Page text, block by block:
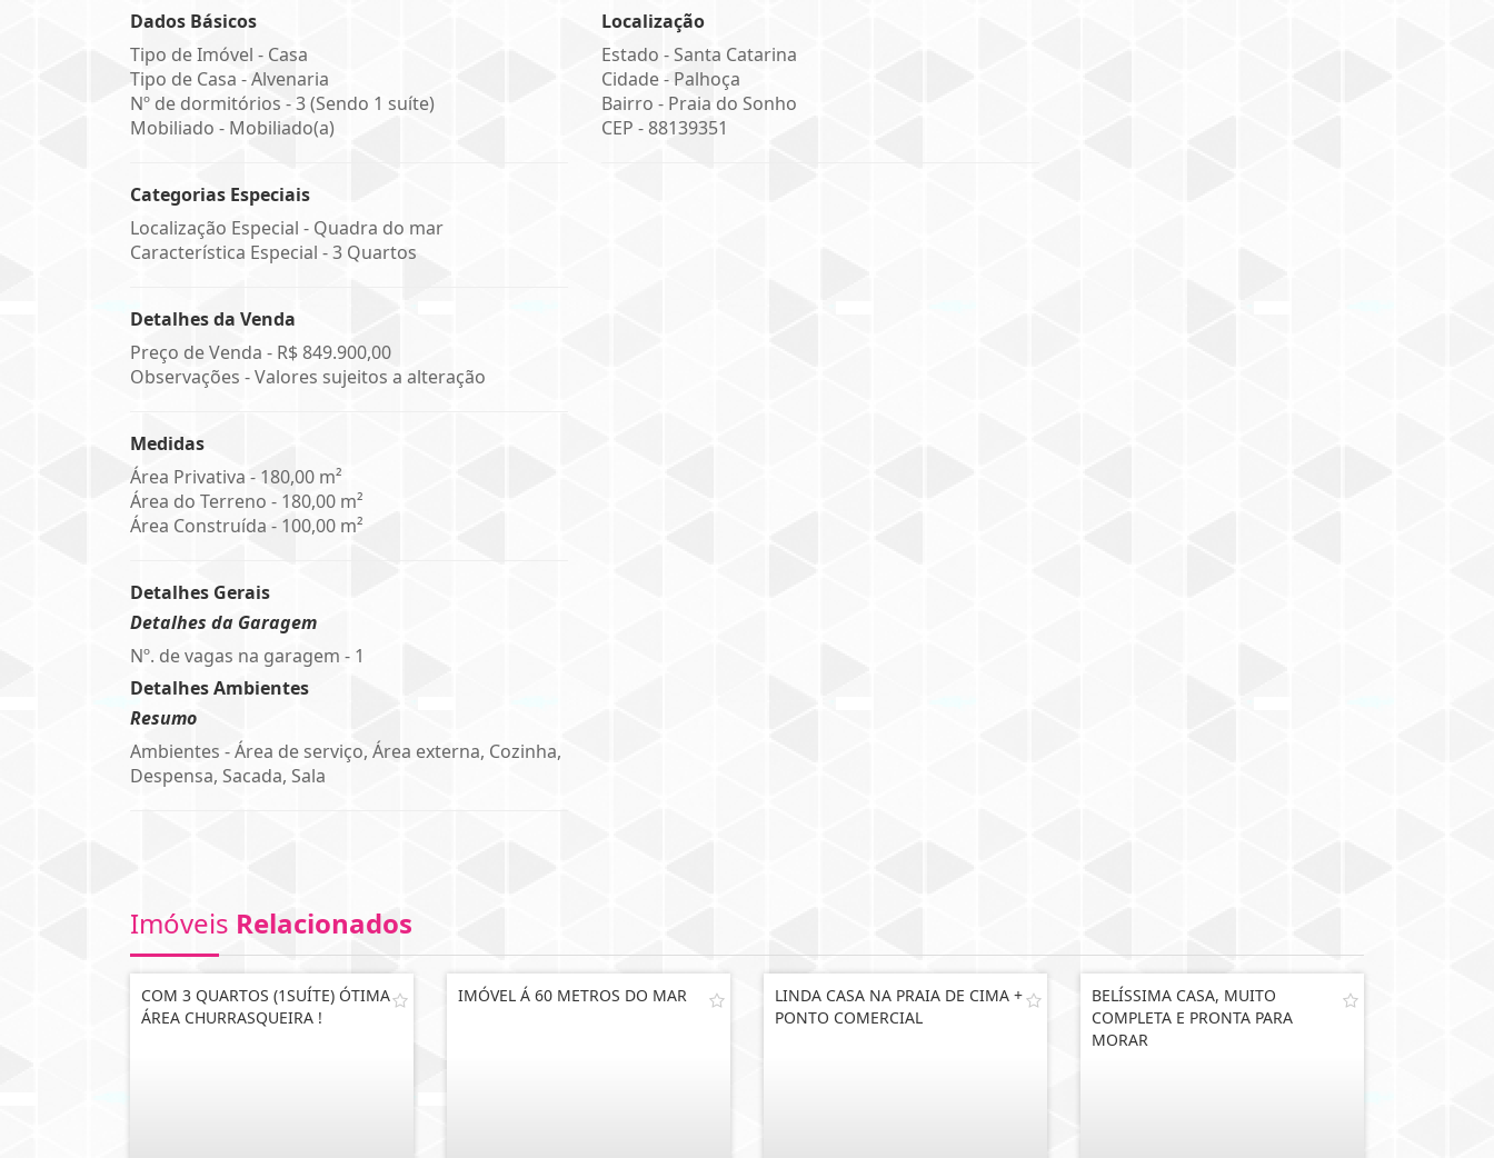
Dados Básicos
Tipo de Imóvel - Casa
Tipo de Casa - Alvenaria
Nº de dormitórios - 3 (Sendo 1 suíte)
Mobiliado - Mobiliado(a)
Categorias Especiais
Localização Especial - Quadra do mar
Característica Especial - 3 Quartos
Detalhes da Venda
Preço de Venda - R$ 849.900,00
Observações - Valores sujeitos a alteração
Medidas
Área Privativa - 180,00 m²
Área do Terreno - 180,00 m²
Área Construída - 100,00 m²
Detalhes Gerais
Detalhes da Garagem
Nº. de vagas na garagem - 1
Detalhes Ambientes
Resumo
Ambientes - Área de serviço, Área externa, Cozinha,
Despensa, Sacada, Sala
Localização
Estado -Santa Catarina
Cidade - Palhoça
Bairro - Praia do Sonho
CEP -88139351
Imóveis Relacionados
COM 3 QUARTOS (1SUÍTE) ÓTIMA
ÁREA CHURRASQUEIRA !
IMÓVEL Á 60 METROS DO MAR
LINDA CASA NA PRAIA DE CIMA +
PONTO COMERCIAL
BELÍSSIMA CASA, MUITO
COMPLETA E PRONTA PARA
MORAR